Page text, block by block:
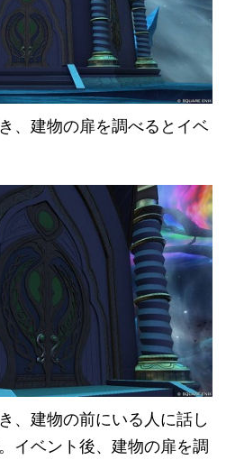
、建物の扉を調べるとイベ
、建物の前にいる人に話し
イベント後、建物の扉を調